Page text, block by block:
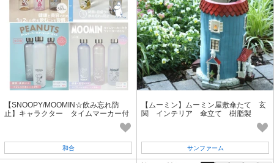
【SNOOPY/MOOMIN☆飲み忘れ防
止】キャラクター タイムマーカー付
和合
【ムーミン】ムーミン屋敷傘たて 玄
関 インテリア 傘立て 樹脂製
サンファーム